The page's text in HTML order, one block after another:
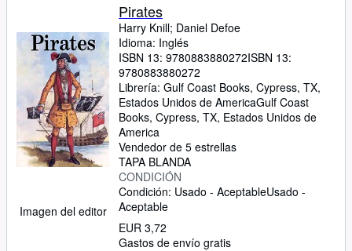
Imagen del editor
Pirates
Harry Knill; Daniel Defoe
Idioma: Inglés
ISBN 13: 9780883880272ISBN 13:
9780883880272
Librería: Gulf Coast Books, Cypress, TX,
Estados Unidos de AmericaGulf Coast
Books, Cypress, TX, Estados Unidos de
America
Vendedor de 5 estrellas
TAPA BLANDA
CONDICIÓN
Condición: Usado - AceptableUsado -
Aceptable
EUR 3,72
Gastos de envío gratis